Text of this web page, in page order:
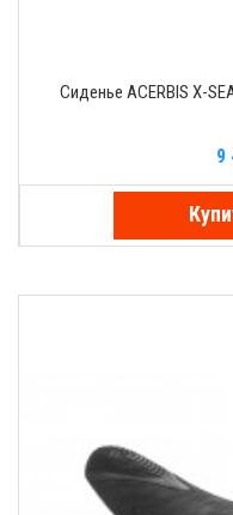
Сиденье ACERBIS X-
9